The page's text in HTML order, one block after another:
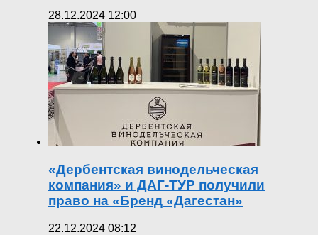
28.12.2024 12:00
«Дербентская винодельческая
компания» и ДАГ-ТУР получили
право на «Бренд «Дагестан»
22.12.2024 08:12